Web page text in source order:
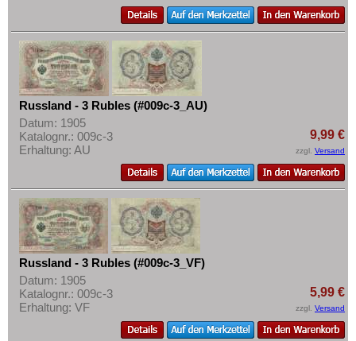
Russland - 3 Rubles (#009c-3_AU)
Datum: 1905
Katalognr.: 009c-3
Erhaltung: AU
9,99 €
zzgl. Versand
Russland - 3 Rubles (#009c-3_VF)
Datum: 1905
Katalognr.: 009c-3
Erhaltung: VF
5,99 €
zzgl. Versand